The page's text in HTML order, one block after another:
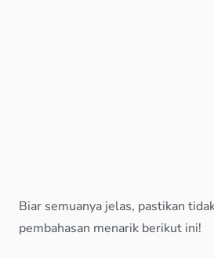
Biar semuanya jelas, pastikan
pembahasan menarik berikut ini!